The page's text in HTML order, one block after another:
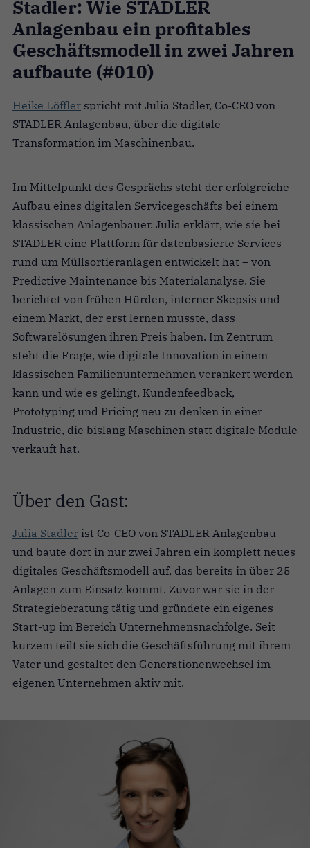
Stadler: Wie STADLER
Anlagenbau ein profitables
Geschäftsmodell in zwei Jahren
aufbaute (#010)
Heike Löffler spricht mit Julia Stadler, Co-CEO von
STADLER Anlagenbau, über die digitale
Transformation im Maschinenbau.
Im Mittelpunkt des Gesprächs steht der erfolgreiche
Aufbau eines digitalen Servicegeschäfts bei einem
klassischen Anlagenbauer. Julia erklärt, wie sie bei
STADLER eine Plattform für datenbasierte Services
rund um Müllsortieranlagen entwickelt hat – von
Predictive Maintenance bis Materialanalyse. Sie
berichtet von frühen Hürden, interner Skepsis und
einem Markt, der erst lernen musste, dass
Softwarelösungen ihren Preis haben. Im Zentrum
steht die Frage, wie digitale Innovation in einem
klassischen Familienunternehmen verankert werden
kann und wie es gelingt, Kundenfeedback,
Prototyping und Pricing neu zu denken in einer
Industrie, die bislang Maschinen statt digitale Module
verkauft hat.
Über den Gast:
Julia Stadler ist Co-CEO von STADLER Anlagenbau
und baute dort in nur zwei Jahren ein komplett neues
digitales Geschäftsmodell auf, das bereits in über 25
Anlagen zum Einsatz kommt. Zuvor war sie in der
Strategieberatung tätig und gründete ein eigenes
Start-up im Bereich Unternehmensnachfolge. Seit
kurzem teilt sie sich die Geschäftsführung mit ihrem
Vater und gestaltet den Generationenwechsel im
eigenen Unternehmen aktiv mit.